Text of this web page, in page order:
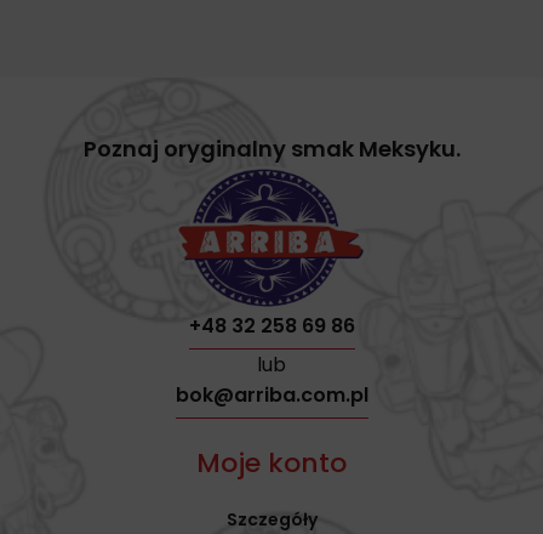
Poznaj oryginalny smak Meksyku.
+48 32 258 69 86
lub
bok@arriba.com.pl
Moje konto
Szczegóły